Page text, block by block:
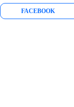
FACEBOOK